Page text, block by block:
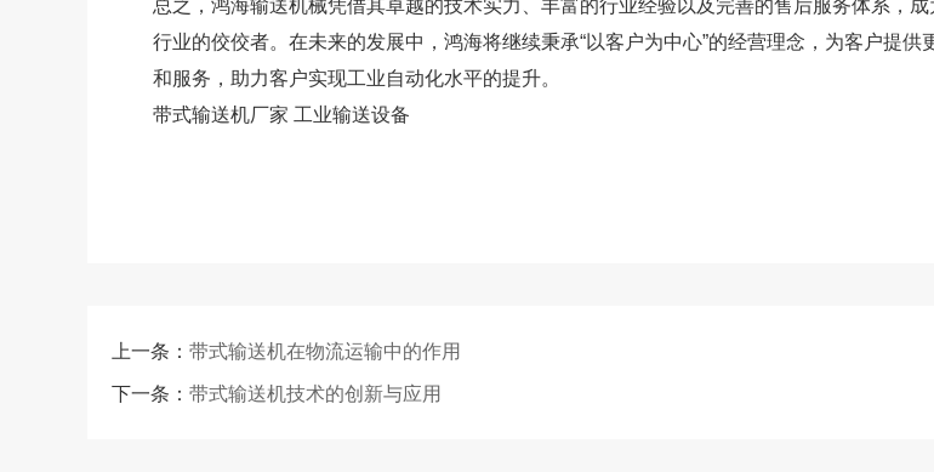
总之，鸿海输送机械凭借其卓越的技术实力、丰富的行业经验以及完善的售后服务体系，
行业的佼佼者。在未来的发展中，鸿海将继续秉承“以客户为中心”的经营理念，为客户提供
和服务，助力客户实现工业自动化水平的提升。
带式输送机厂家 工业输送设备
上一条： 带式输送机在物流运输中的作用
下一条： 带式输送机技术的创新与应用